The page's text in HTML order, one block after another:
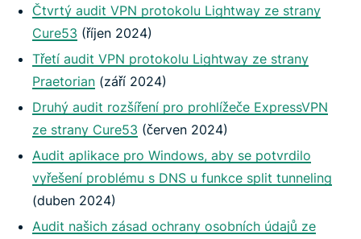
Čtvrtý audit VPN protokolu Lightway ze strany
Cure53 (říjen 2024)
Třetí audit VPN protokolu Lightway ze strany
Praetorian (září 2024)
Druhý audit rozšíření pro prohlížeče ExpressVPN
ze strany Cure53 (červen 2024)
Audit aplikace pro Windows, aby se potvrdilo
vyřešení problému s DNS u funkce split tunneling
(duben 2024)
Audit našich zásad ochrany osobních údajů ze